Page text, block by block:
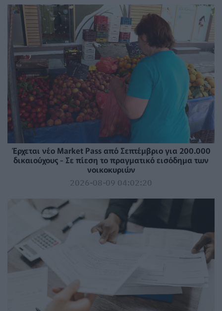
Έρχεται νέο Market Pass από Σεπτέμβριο για 200.000
δικαιούχους - Σε πίεση το πραγματικό εισόδημα των
νοικοκυριών
2026-08-09 04:02:20